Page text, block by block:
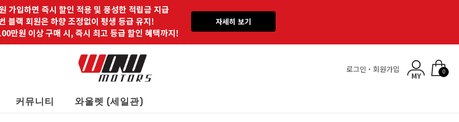
가입하면 즉시 할인 적용 및 풍성한 적립금 지급
블랙 회원은 하향 조정없이 평생 등급 유지!
만원 이상 구매 시, 즉시 최고 등급 할인 혜택까지!
자세히 보기
로그인 · 회원가입 0
커뮤니티 와울렛 (세일관)